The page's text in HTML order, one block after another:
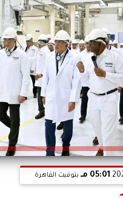
05:01 مـ بتوقيت القاهرة